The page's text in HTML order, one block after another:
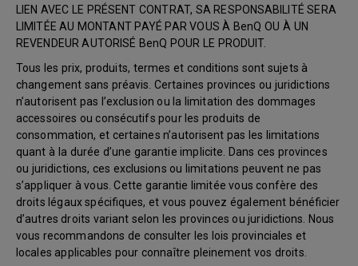
LIEN AVEC LE PRÉSENT CONTRAT, SA RESPONSABILITÉ SERA
LIMITÉE AU MONTANT PAYÉ PAR VOUS À BenQ OU À UN
REVENDEUR AUTORISÉ BenQ POUR LE PRODUIT.
Tous les prix, produits, termes et conditions sont sujets à
changement sans préavis. Certaines provinces ou juridictions
n’autorisent pas l’exclusion ou la limitation des dommages
accessoires ou consécutifs pour les produits de
consommation, et certaines n’autorisent pas les limitations
quant à la durée d’une garantie implicite. Dans ces provinces
ou juridictions, ces exclusions ou limitations peuvent ne pas
s’appliquer à vous. Cette garantie limitée vous confère des
droits légaux spécifiques, et vous pouvez également bénéficier
d’autres droits variant selon les provinces ou juridictions. Nous
vous recommandons de consulter les lois provinciales et
locales applicables pour connaître pleinement vos droits.